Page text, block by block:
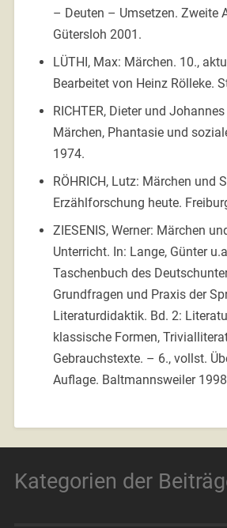
– Deuten – Umsetzen. Zweite
Gütersloh 2001.
LÜTHI, Max: Märchen. 10.,
Bearbeitet von Heinz Rölleke.
RICHTER, Dieter und
Märchen, Phantasie und
1974.
RÖHRICH, Lutz: Märchen und
Erzählforschung heute.
ZIESENIS, Werner: Märchen
Unterricht. In: Lange, Günter
Taschenbuch des
Grundfragen und Praxis der
Literaturdidaktik. Bd. 2:
klassische Formen,
Gebrauchstexte. – 6., vollst.
Auflage. Baltmannsweiler
Kategorien der